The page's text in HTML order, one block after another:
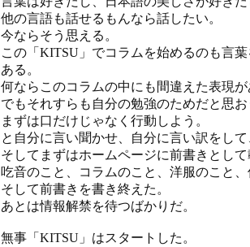
他の言語も話せるもんなら話したい。
今ならそう思える。
この「KITSU」でコラムを始めるのも言
ある。
何ならこのコラムの中にも間違えた表現が
でもそれすらも自分の勉強のためだと思お
まずは口だけじゃなく行動しよう。
と自分に言い聞かせ、自分に言い訳をし
そしてまずはホームページに前書きとして
吃音のこと、コラムのこと、洋服のこと
そして前書きを書き終えた。
あとは情報解禁を待つばかりだ。
無事「KITSU」はスタートした。